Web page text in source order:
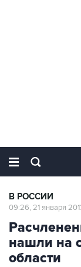
В РОССИИ
09:26, 21 января
нашли на
области